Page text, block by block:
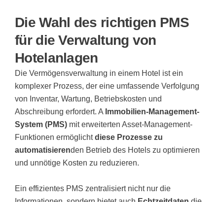
Die Wahl des richtigen PMS
für die Verwaltung von
Hotelanlagen
Die Vermögensverwaltung in einem Hotel ist ein
komplexer Prozess, der eine umfassende Verfolgung
von Inventar, Wartung, Betriebskosten und
Abschreibung erfordert. A Immobilien-Management-
System (PMS) mit erweiterten Asset-Management-
Funktionen ermöglichtdiese Prozesse zu
automatisierenden Betrieb des Hotels zu optimieren
und unnötige Kosten zu reduzieren.
Ein effizientes PMS zentralisiert nicht nur die